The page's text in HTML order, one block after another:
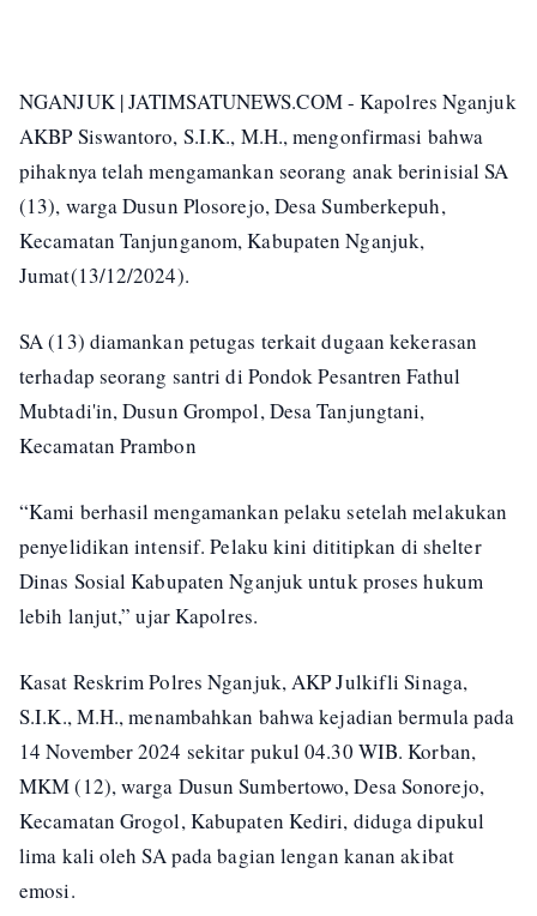
NGANJUK | JATIMSATUNEWS.COM - Kapolres Nganjuk
AKBP Siswantoro, S.I.K., M.H., mengonfirmasi bahwa
pihaknya telah mengamankan seorang anak berinisial SA
(13), warga Dusun Plosorejo, Desa Sumberkepuh,
Kecamatan Tanjunganom, Kabupaten Nganjuk,
Jumat(13/12/2024).
SA (13) diamankan petugas terkait dugaan kekerasan
terhadap seorang santri di Pondok Pesantren Fathul
Mubtadi'in, Dusun Grompol, Desa Tanjungtani,
Kecamatan Prambon
“Kami berhasil mengamankan pelaku setelah melakukan
penyelidikan intensif. Pelaku kini dititipkan di shelter
Dinas Sosial Kabupaten Nganjuk untuk proses hukum
lebih lanjut,” ujar Kapolres.
Kasat Reskrim Polres Nganjuk, AKP Julkifli Sinaga,
S.I.K., M.H., menambahkan bahwa kejadian bermula pada
14 November 2024 sekitar pukul 04.30 WIB. Korban,
MKM (12), warga Dusun Sumbertowo, Desa Sonorejo,
Kecamatan Grogol, Kabupaten Kediri, diduga dipukul
lima kali oleh SA pada bagian lengan kanan akibat
emosi.